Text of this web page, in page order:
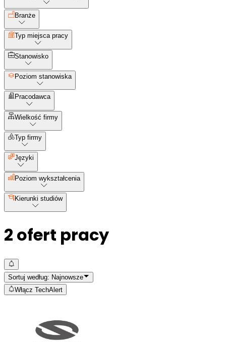
Branże
Typ miejsca pracy
Stanowisko
Poziom stanowiska
Pracodawca
Wielkość firmy
Typ firmy
Języki
Poziom wykształcenia
Kierunki studiów
2 ofert pracy
Sortuj według: Najnowsze
Włącz TechAlert